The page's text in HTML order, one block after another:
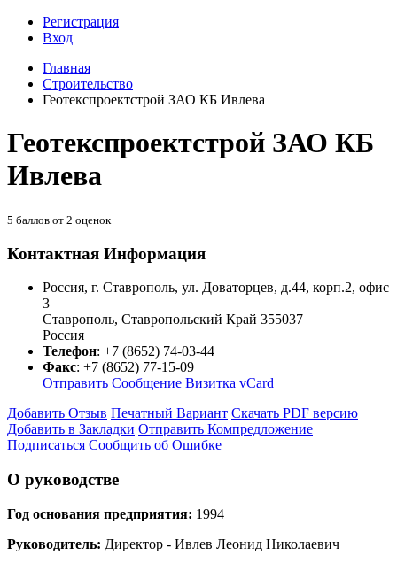
Регистрация
Вход
Главная
Строительство
Геотекспроектстрой ЗАО КБ Ивлева
Геотекспроектстрой ЗАО КБ
Ивлева
5 баллов от 2 оценок
Контактная Информация
Россия, г. Ставрополь, ул. Доваторцев, д.44, корп.2, офис
3
Ставрополь, Ставропольский Край 355037
Россия
Телефон: +7 (8652) 74-03-44
Факс: +7 (8652) 77-15-09
Отправить Сообщение Визитка vCard
Добавить Отзыв Печатный Вариант Скачать PDF версию
Добавить в Закладки Отправить Компредложение
Подписаться Сообщить об Ошибке
О руководстве
Год основания предприятия: 1994
Руководитель: Директор - Ивлев Леонид Николаевич